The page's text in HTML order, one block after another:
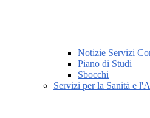
Notizie Servizi
Piano di Studi
Sbocchi
Servizi per la Sanità e